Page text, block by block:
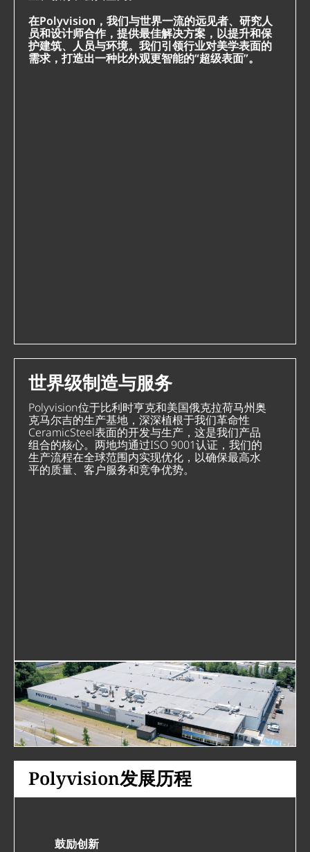
在Polyvision，我们与世界一流的远见者、研究人
员和设计师合作，提供最佳解决方案，以提升和保
护建筑、人员与环境。我们引领行业对美学表面的
需求，打造出一种比外观更智能的“超级表面”。
世界级制造与服务
Polyvision位于比利时亨克和美国俄克拉荷马州奥
克马尔吉的生产基地，深深植根于我们革命性
CeramicSteel表面的开发与生产，这是我们产品
组合的核心。两地均通过ISO 9001认证，我们的
生产流程在全球范围内实现优化，以确保最高水
平的质量、客户服务和竞争优势。
Polyvision发展历程
鼓励创新